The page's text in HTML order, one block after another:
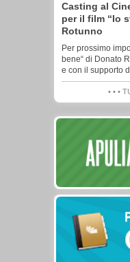
Casting al
per il film “Io
Rotunno
Per prossimo
bene“ di Donato
e con il supporto
• • •